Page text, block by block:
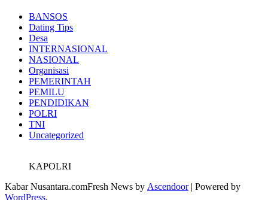
BANSOS
Dating Tips
Desa
INTERNASIONAL
NASIONAL
Organisasi
PEMERINTAH
PEMILU
PENDIDIKAN
POLRI
TNI
Uncategorized
KAPOLRI
Kabar Nusantara.comFresh News by Ascendoor| Powered by
WordPress.